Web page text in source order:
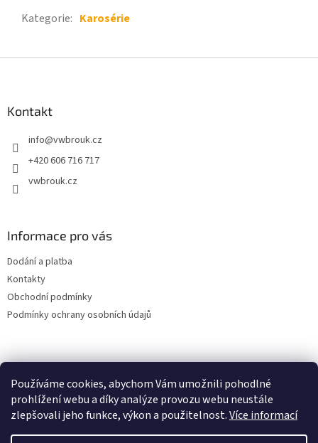
Používáme cookies, abychom Vám umožnili pohodlné
prohlížení webu a díky analýze provozu webu neustále
zlepšovali jeho funkce, výkon a použitelnost.Více informací
Kategorie: Karosérie
Kontakt
info@vwbrouk.cz
+420 606 716 717
vwbrouk.cz
Informace pro vás
Dodání a platba
Kontakty
Obchodní podmínky
Podmínky ochrany osobních údajů